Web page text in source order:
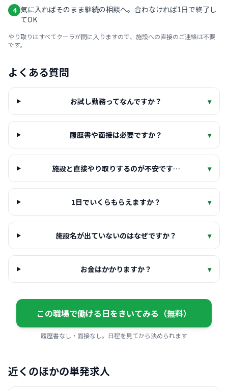
4 気に入ればそのまま継続の相談へ。合わなければ1日で終了し
てOK
やり取りはすべてクーラが間に入りますので、施設への直接のご連絡は不要
です。
よくある質問
お試し勤務ってなんですか？ ▾
履歴書や面接は必要ですか？ ▾
施設と直接やり取りするのが不安です… ▾
1日でいくらもらえますか？ ▾
施設名が出ていないのはなぜですか？ ▾
お金はかかりますか？ ▾
この職場で働ける日をきいてみる（無料）
履歴書なし・面接なし。日程を見てから決められます
近くのほかの単発求人